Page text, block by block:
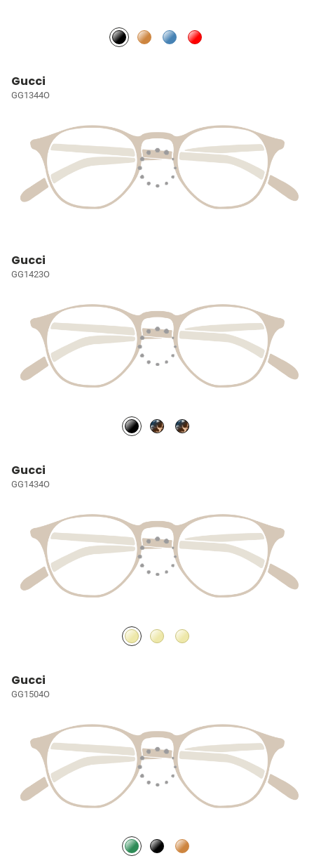
Gucci
GG1344O
Gucci
GG1423O
Gucci
GG1434O
Gucci
GG1504O